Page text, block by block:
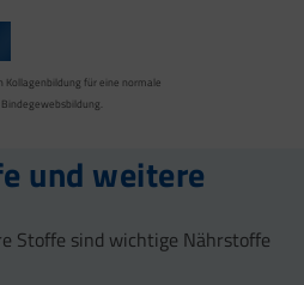
Kollagenbildung für eine normale
und Kupfer zur Erhaltung von
Bänder und Faszien zählen zum
Zink und Vitamin K tragen zur Erhaltung
und Kupfer zur Erhaltung
und weitere
Stoffe sind wichtige Nährstoffe